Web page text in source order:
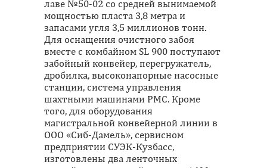
лаве №50-02 со средней вынимаемой
мощностью пласта 3,8 метра и
запасами угля 3,5 миллионов тонн.
Для оснащения очистного забоя
вместе с комбайном SL 900 поступают
забойный конвейер, перегружатель,
дробилка, высоконапорные насосные
станции, система управления
шахтными машинами РМС. Кроме
того, для оборудования
магистральной конвейерной линии в
ООО «Сиб-Дамель», сервисном
предприятии СУЭК-Кузбасс,
изготовлены два ленточных